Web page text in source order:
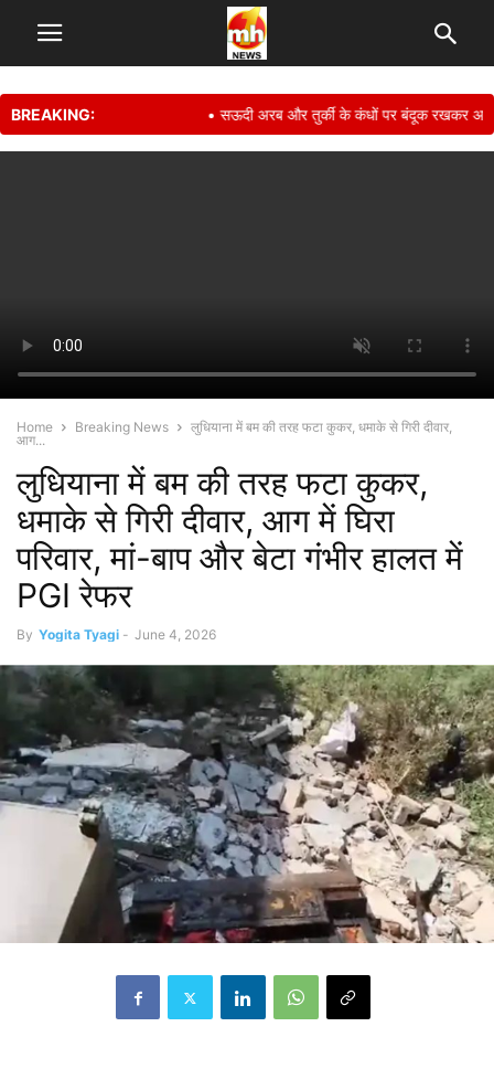
BREAKING: • सऊदी अरब और तुर्की के कंधों पर बंदूक रखकर अपनी
Home Breaking News
लुधियाना में बम की तरह फटा कुकर, धमाके से गिरी दीवार,
आग...
लुधियाना में बम की तरह फटा कुकर,
धमाके से गिरी दीवार, आग में घिरा
परिवार, मां-बाप और बेटा गंभीर हालत में
PGI रेफर
By Yogita Tyagi - June 4, 2026